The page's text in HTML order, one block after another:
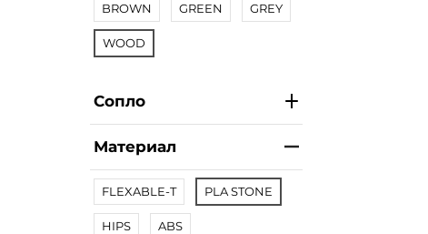
BROWN GREEN GREY
WOOD
Сопло
Материал
FLEXABLE-T PLA STONE
HIPS ABS